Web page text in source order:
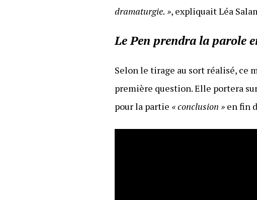
dramaturgie. », expliquait Léa
Le Pen prendra la parole
Selon le tirage au sort réalisé, ce
première question. Elle portera
pour la partie « conclusion » en fin